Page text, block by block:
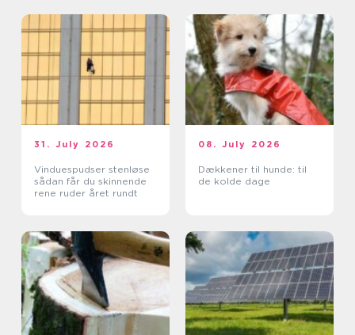
31. July 2026
Vinduespudser stenløse
sådan får du skinnende
rene ruder året rundt
08. July 2026
Dækkener til hunde: til
de kolde dage